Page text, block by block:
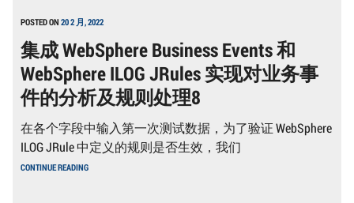
ILOG
开
发
基
础
教
程
6
POSTED ON 20 2 月, 2022
集成 WebSphere Business Events 和
WebSphere ILOG JRules 实现对业务事
件的分析及规则处理8
在各个字段中输入第一次测试数据，为了验证 WebSphere
ILOG JRule 中定义的规则是否生效，我们
CONTINUE READING集
成